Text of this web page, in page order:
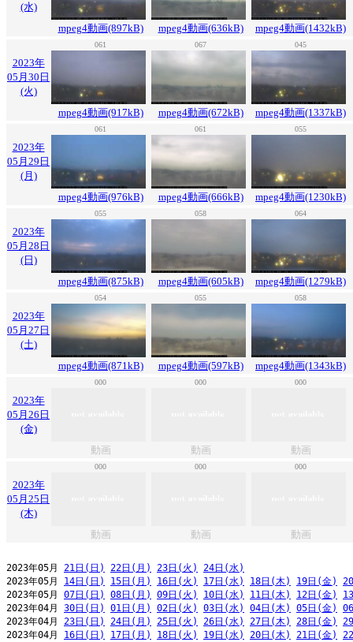
(水)
mpeg4動画(897kB)
mpeg4動画(636kB) mpeg4動画(1432kB)
061 067 045
2023年
05月30日
(火)
mpeg4動画(917kB)
mpeg4動画(672kB) mpeg4動画(1337kB)
061 061 055
2023年
05月29日
(月)
mpeg4動画(976kB)
mpeg4動画(666kB) mpeg4動画(1230kB)
055 058 064
2023年
05月28日
(日)
mpeg4動画(875kB)
mpeg4動画(605kB) mpeg4動画(1279kB)
054 055 058
2023年
05月27日
(土)
mpeg4動画(871kB)
mpeg4動画(597kB) mpeg4動画(1343kB)
000 000 000
2023年
05月26日
(金)
動画
動画 動画
000 000 000
2023年
05月25日
(木)
動画
動画 動画
2023年05月 21日(日) 22日(月) 23日(火)
24日(水)
2023年05月 14日(日) 15日(月) 16日(火) 17日(水) 18日(木) 19日(金)
2023年05月 07日(日) 08日(月) 09日(火) 10日(水) 11日(木) 12日(金)
2023年04月 30日(日) 01日(月) 02日(火) 03日(水) 04日(木) 05日(金)
2023年04月 23日(日) 24日(月) 25日(火) 26日(水) 27日(木) 28日(金)
2023年04月 16日(日) 17日(月) 18日(火) 19日(水) 20日(木) 21日(金)